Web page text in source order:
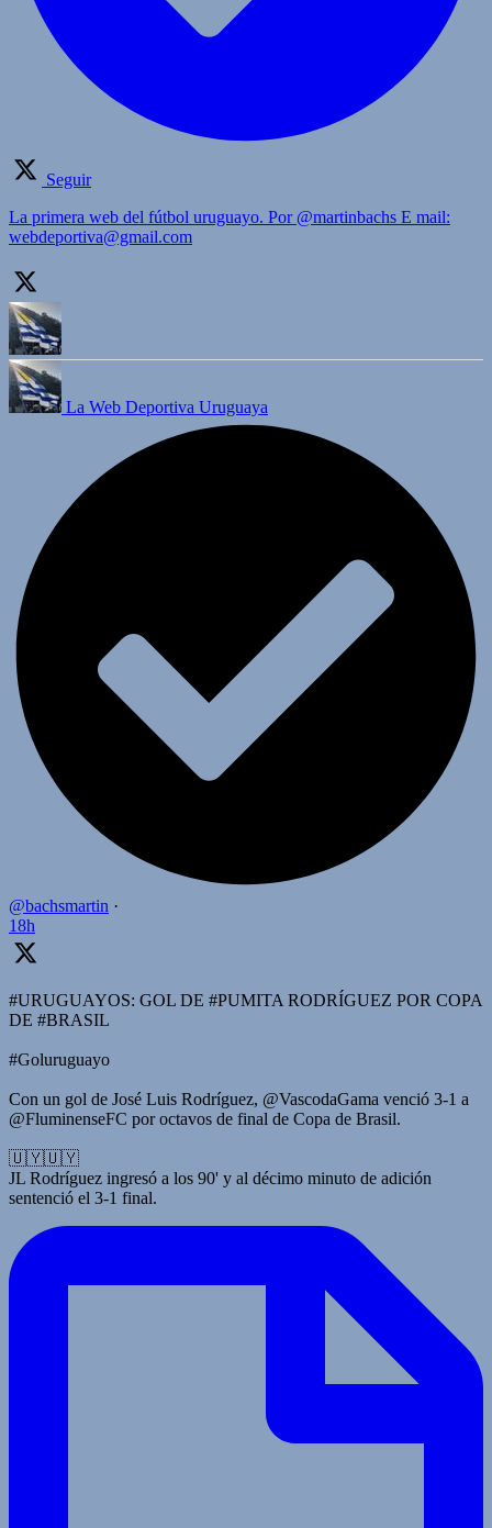
Seguir
La primera web del fútbol uruguayo. Por @martinbachs E mail:
webdeportiva@gmail.com
La Web Deportiva Uruguaya
@bachsmartin ·
18h
#URUGUAYOS: GOL DE #PUMITA RODRÍGUEZ POR COPA
DE #BRASIL
#Goluruguayo
Con un gol de José Luis Rodríguez, @VascodaGama venció 3-1 a
@FluminenseFC por octavos de final de Copa de Brasil.
🇺🇾🇺🇾
JL Rodríguez ingresó a los 90' y al décimo minuto de adición
sentenció el 3-1 final.